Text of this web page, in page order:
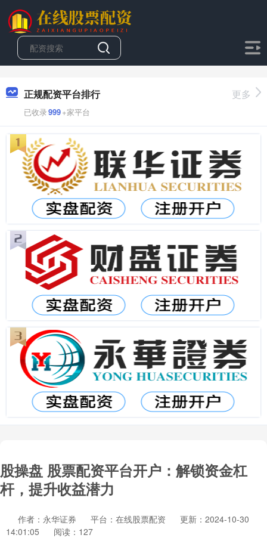
正规配资平台排行
已收录999+家平台
更多
股操盘 股票配资平台开户：解锁资金杠
杆，提升收益潜力
作者：永华证券 平台：在线股票配资
更新：2024-10-30
14:01:05
阅读：127